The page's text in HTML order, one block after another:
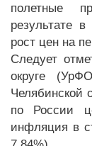
полетные
результате
рост цен на
Следует
округе
Челябинской
по России
инфляция в